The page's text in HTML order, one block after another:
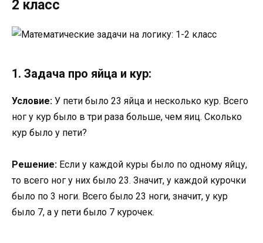
2 класс
1. Задача про яйца и кур:
Условие: У пети было 23 яйца и несколько кур. Всего
ног у кур было в три раза больше, чем яиц. Сколько
кур было у пети?
Решение: Если у каждой куры было по одному яйцу,
то всего ног у них было 23. Значит, у каждой курочки
было по 3 ноги. Всего было 23 ноги, значит, у кур
было 7, а у пети было 7 курочек.